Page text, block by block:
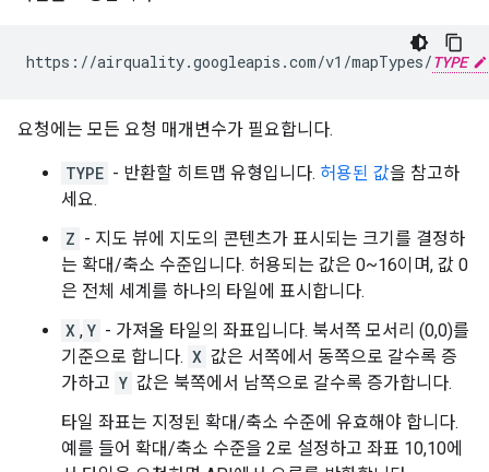
https://airquality.googleapis.com/v1/mapTypes/TYPE
요청에는 모든 요청 매개변수가 필요합니다.
TYPE - 반환할 히트맵 유형입니다. 허용된 값을 참고하
세요.
Z - 지도 뷰에 지도의 콘텐츠가 표시되는 크기를 결정하
는 확대/축소 수준입니다. 허용되는 값은 0~16이며, 값 0
은 전체 세계를 하나의 타일에 표시합니다.
X , Y - 가져올 타일의 좌표입니다. 북서쪽 모서리 (0,0)를
기준으로 합니다. X 값은 서쪽에서 동쪽으로 갈수록 증
가하고 Y 값은 북쪽에서 남쪽으로 갈수록 증가합니다.
타일 좌표는 지정된 확대/축소 수준에 유효해야 합니다.
예를 들어 확대/축소 수준을 2로 설정하고 좌표 10,10에